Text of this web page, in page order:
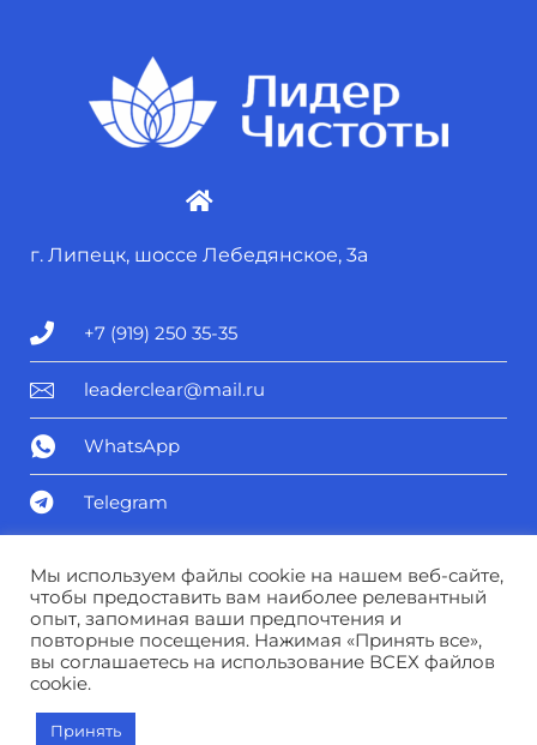
г. Липецк, шоссе Лебедянское, 3а
+7 (919) 250 35-35
leaderclear@mail.ru
WhatsApp
Telegram
Политика конфиденциальности
Соглашение о персональных данных
Мы используем файлы cookie на нашем веб-сайте,
чтобы предоставить вам наиболее релевантный
опыт, запоминая ваши предпочтения и
повторные посещения. Нажимая «Принять все»,
вы соглашаетесь на использование ВСЕХ файлов
cookie.
Принять